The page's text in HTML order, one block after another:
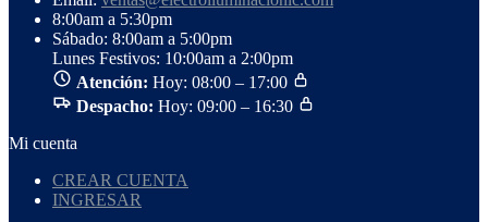
8:00am a 5:30pm
Sábado: 8:00am a 5:00pm
Lunes Festivos: 10:00am a 2:00pm
Atención: Hoy: 08:00 – 17:00
Despacho: Hoy: 09:00 – 16:30
Mi cuenta
CREAR CUENTA
INGRESAR